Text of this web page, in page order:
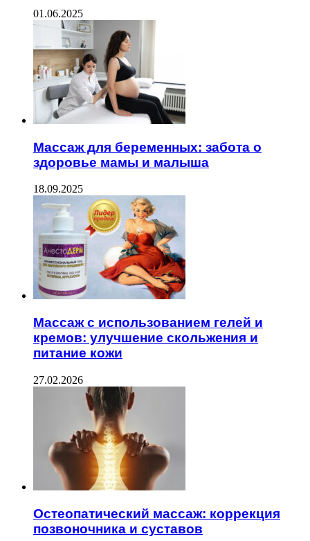
01.06.2025
Массаж для беременных: забота о
здоровье мамы и малыша
18.09.2025
Массаж с использованием гелей и
кремов: улучшение скольжения и
питание кожи
27.02.2026
Остеопатический массаж: коррекция
позвоночника и суставов